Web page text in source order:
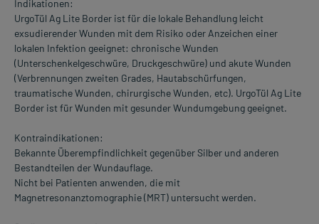
Indikationen:
UrgoTül Ag Lite Border ist für die lokale Behandlung leicht
exsudierender Wunden mit dem Risiko oder Anzeichen einer
lokalen Infektion geeignet: chronische Wunden
(Unterschenkelgeschwüre, Druckgeschwüre) und akute Wunden
(Verbrennungen zweiten Grades, Hautabschürfungen,
traumatische Wunden, chirurgische Wunden, etc). UrgoTül Ag Lite
Border ist für Wunden mit gesunder Wundumgebung geeignet.
Kontraindikationen:
Bekannte Überempfindlichkeit gegenüber Silber und anderen
Bestandteilen der Wundauflage.
Nicht bei Patienten anwenden, die mit
Magnetresonanztomographie (MRT) untersucht werden.